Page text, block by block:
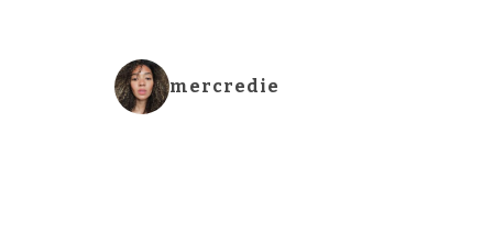
mercredie